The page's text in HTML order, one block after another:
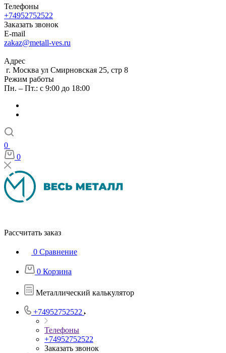
Телефоны
+74952752522
Заказать звонок
E-mail
zakaz@metall-ves.ru
Адрес
г. Москва ул Смирновская 25, стр 8
Режим работы
Пн. – Пт.: с 9:00 до 18:00
0
0
Рассчитать заказ
0 Сравнение
0 Корзина
Металлический калькулятор
+74952752522
Телефоны
+74952752522
Заказать звонок